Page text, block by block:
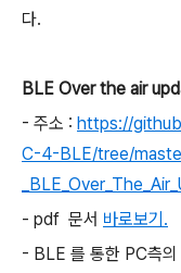
다.
BLE Over the air
- 주소 : https://
C-4-BLE/tree/
- pdf 문서 바로보기.
- BLE 를 통한 PC측의